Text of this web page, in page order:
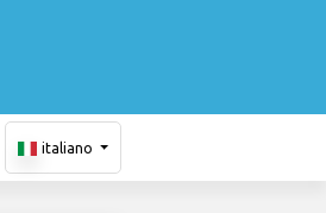
italiano